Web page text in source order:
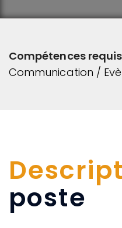
Compétences
Communication /
poste